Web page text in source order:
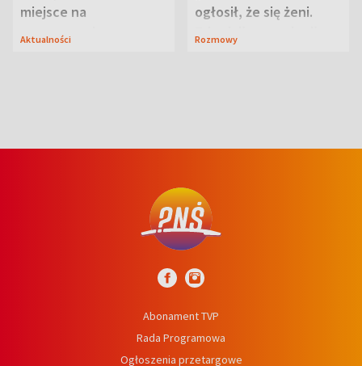
miejsce na
wypoczynek
Aktualności
ogłosił, że się żeni.
Zdradził, co zmienił
Rozmowy
Abonament TVP
Rada Programowa
Ogłoszenia przetargowe